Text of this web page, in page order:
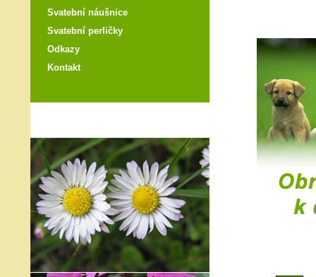
Svatební náušnice
Svatební perličky
Odkazy
Kontakt